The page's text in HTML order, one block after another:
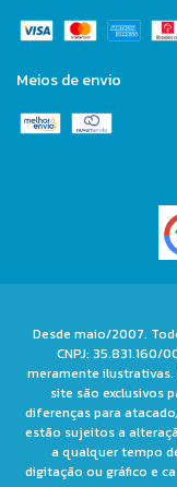
Meios de envio